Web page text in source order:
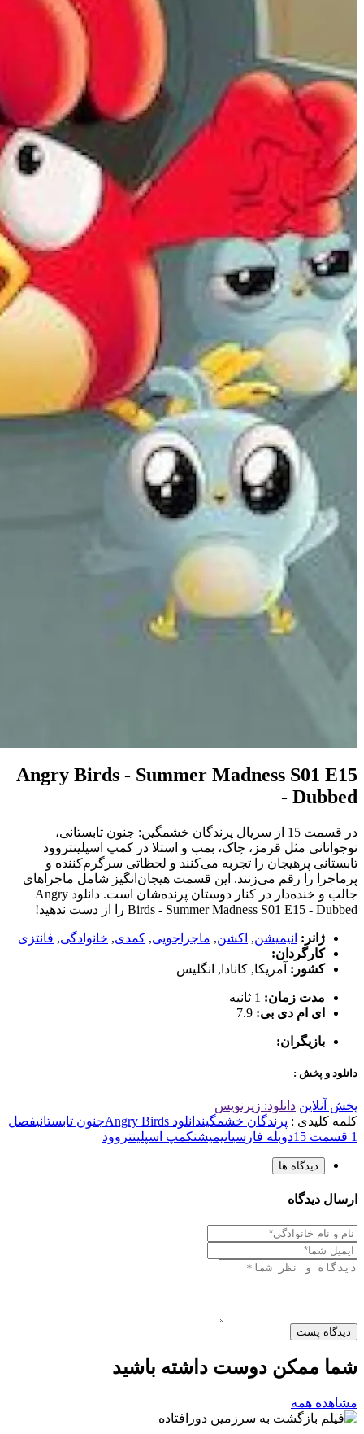
Angry Birds - Summer Madness S01 E15
- Dubbed
در قسمت 15 از سریال پرندگان خشمگین: جنون تابستانی،
نوجوانانی مثل قرمز، چاک، بمب و استلا در کمپ اسپلینتروود
تابستانی پرهیجان را تجربه می‌کنند و لحظاتی سرگرم‌کننده و
پرماجرا را رقم می‌زنند. این قسمت هیجان‌انگیز شامل ماجراهای
جالب و خنده‌دار در کنار دوستان پرنده‌شان است. دانلود Angry
Birds - Summer Madness S01 E15 - Dubbed را از دست ندهید!
ژانر: انیمیشن, اکشن, ماجراجویی, کمدی, خانوادگی, فانتزی
کارگردان:
کشور: آمریکا, کانادا , انگلیس
مدت زمان: 1 ثانیه
ای ام دی بی: 7.9
بازیگران:
دانلود و پخش :
پخش آنلاین دانلود: زیرنویس
کلمه کلیدی : پرندگان خشمگیندانلود Angry Birds جنون تابستانیفصل
1 قسمت 15
دوبله فارسیانیمیشنکمپ اسپلینتروود
دیدگاه ها
ارسال دیدگاه
دیدگاه پست
شما ممکن دوست داشته باشید
مشاهده همه